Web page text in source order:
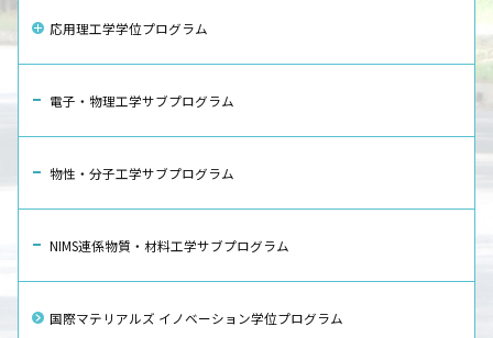
応用理工学学位プログラム
電子・物理工学サブプログラム
物性・分子工学サブプログラム
NIMS連係物質・材料工学サブプログラム
国際マテリアルズ イノベーション学位プログラム